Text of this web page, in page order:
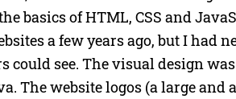
basics of HTML, CSS and
a few years ago, but I had
could see. The visual design
The website logos (a large and